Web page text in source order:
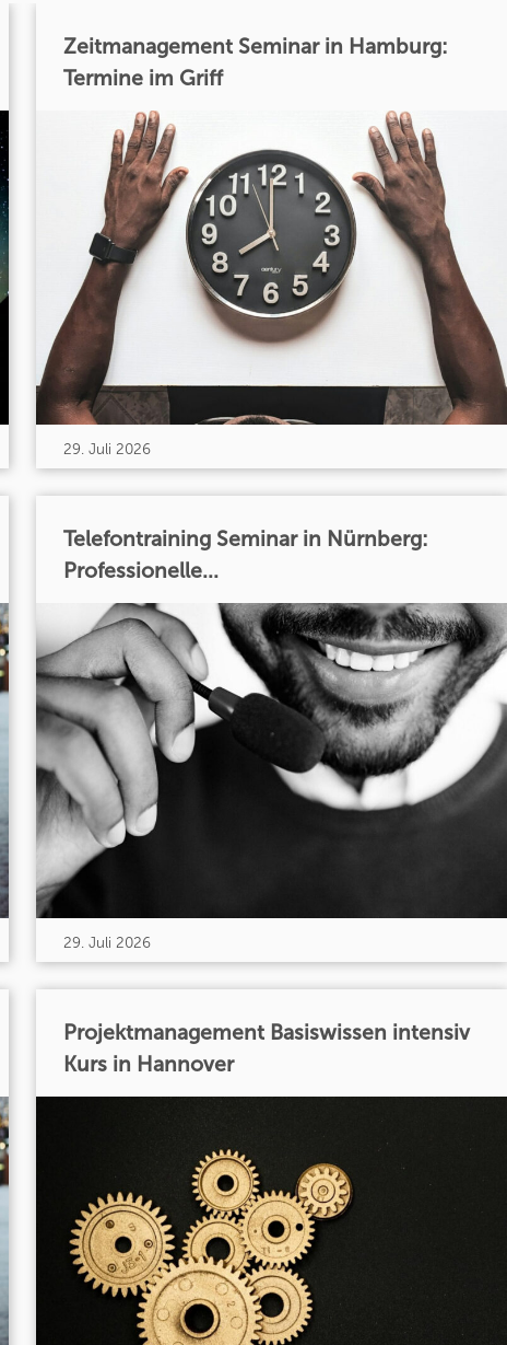
Zeitmanagement Seminar in Hamburg:
Termine im Griff
29. Juli 2026
Telefontraining Seminar in Nürnberg:
Professionelle...
29. Juli 2026
Projektmanagement Basiswissen intensiv
Kurs in Hannover